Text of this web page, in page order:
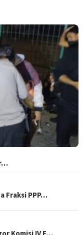
Fraksi PPP…
Komisi IV F…